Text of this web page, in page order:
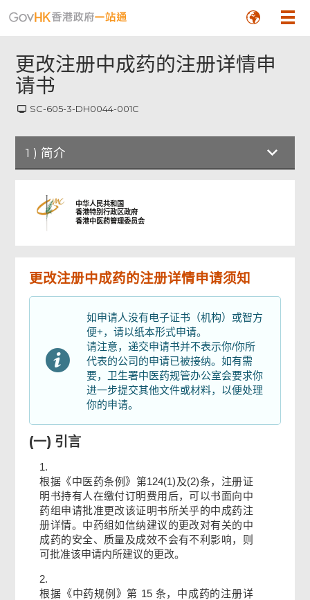
更改注册中成药的注册详情申
请书
SC-605-3-DH0044-001C
1 ) 简介
要求申请更改的项目
更改注册证明书持有人的申请
申请人声明
选择电邮通知
确认通知书
中华人民共和国
香港特别行政区政府
香港中医药管理委员会
更改注册中成药的注册详情申请须知
如申请人没有电子证书（机构）或智方
便+，请以纸本形式申请。
请注意，递交申请书并不表示你/你所
代表的公司的申请已被接纳。如有需
要，卫生署中医药规管办公室会要求你
进一步提交其他文件或材料，以便处理
你的申请。
(一) 引言
1.
根据《中医药条例》第124(1)及(2)条，注册证
明书持有人在缴付订明费用后，可以书面向中
药组申请批准更改该证明书所关乎的中成药注
册详情。中药组如信纳建议的更改对有关的中
成药的安全、质量及成效不会有不利影响，则
可批准该申请内所建议的更改。
2.
根据《中药规例》第 15 条，中成药的注册详